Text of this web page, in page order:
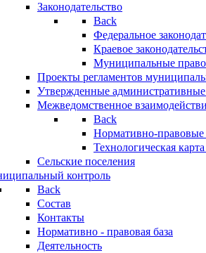
Законодательство
Back
Федеральное
Краевое
Муниципальные
Проекты регламентов
Утвержденные
Межведомственное
Back
Нормативно-правовые
Технологическая
Сельские поселения
контроль
Back
Состав
Контакты
Нормативно - правовая база
Деятельность